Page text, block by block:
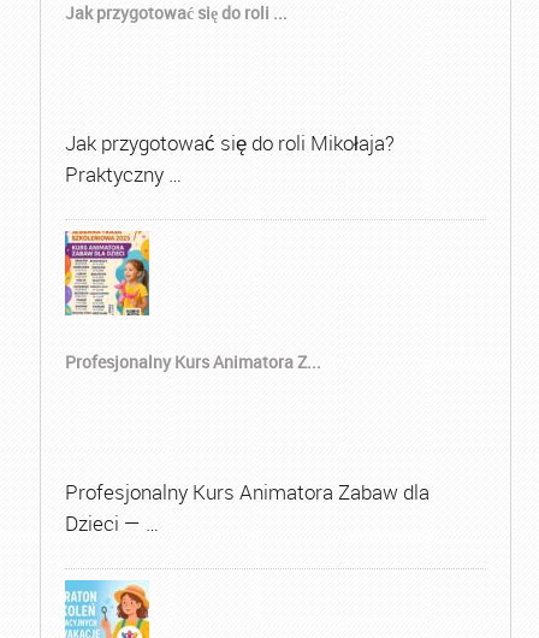
Jak przygotować się do roli ...
Jak przygotować się do roli Mikołaja?
Praktyczny …
Profesjonalny Kurs Animatora Z...
Profesjonalny Kurs Animatora Zabaw dla
Dzieci — …